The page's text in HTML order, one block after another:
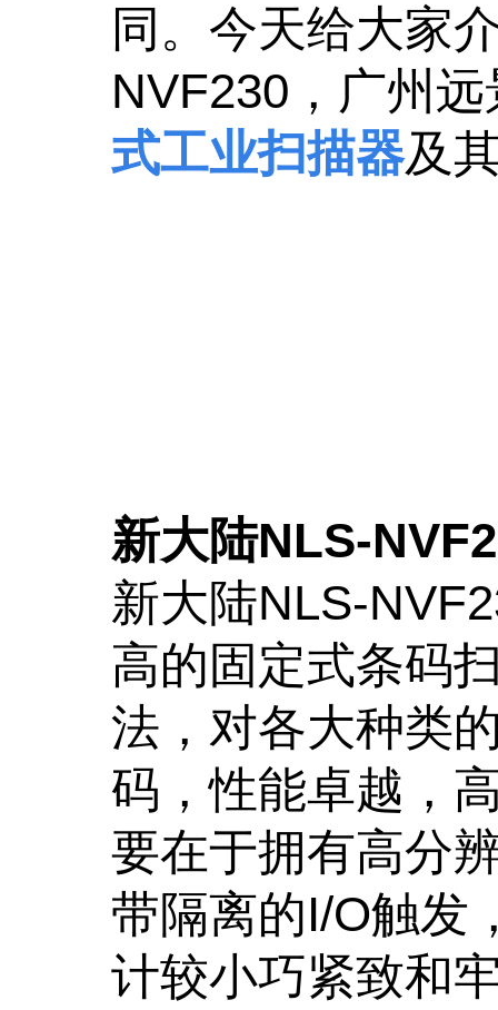
同。今天给大家
NVF230，广州
式工业扫描器及
新大陆NLS-
新大陆NLS-
高的固定式条码
法，对各大种类
码，性能卓越，
要在于拥有高分
带隔离的I/O触发
计较小巧紧致和